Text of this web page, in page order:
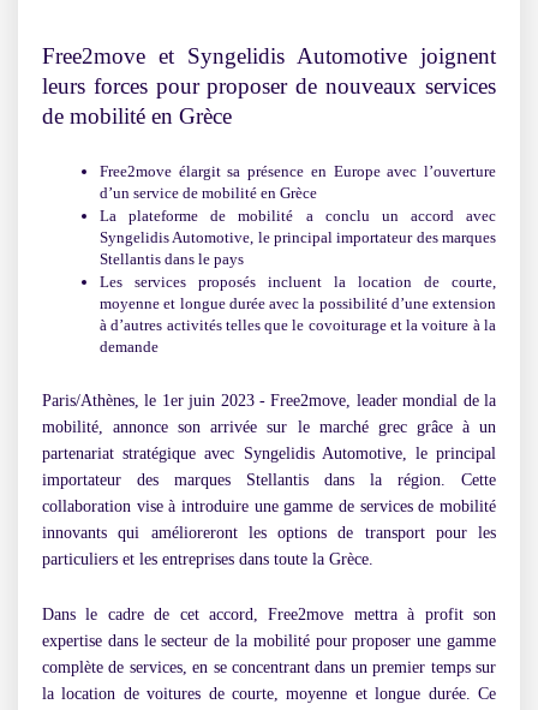
Free2move et Syngelidis Automotive joignent
leurs forces pour proposer de nouveaux services
de mobilité en Grèce
Free2move élargit sa présence en Europe avec l’ouverture
d’un service de mobilité en Grèce
La plateforme de mobilité a conclu un accord avec
Syngelidis Automotive, le principal importateur des marques
Stellantis dans le pays
Les services proposés incluent la location de courte,
moyenne et longue durée avec la possibilité d’une extension
à d’autres activités telles que le covoiturage et la voiture à la
demande
Paris/Athènes, le 1er juin 2023- Free2move, leader mondial de la
mobilité, annonce son arrivée sur le marché grec grâce à un
partenariat stratégique avec Syngelidis Automotive, le principal
importateur des marques Stellantis dans la région. Cette
collaboration vise à introduire une gamme de services de mobilité
innovants qui amélioreront les options de transport pour les
particuliers et les entreprises dans toute la Grèce.
Dans le cadre de cet accord, Free2move mettra à profit son
expertise dans le secteur de la mobilité pour proposer une gamme
complète de services, en se concentrant dans un premier temps sur
la location de voitures de courte, moyenne et longue durée. Ce